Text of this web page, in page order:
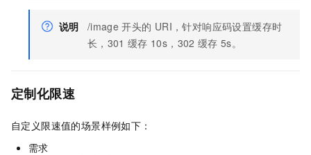
说明 /image 开头的 URI，针对响应码设置缓存时
长，301 缓存 10s，302 缓存 5s。
定制化限速
自定义限速值的场景样例如下：
需求